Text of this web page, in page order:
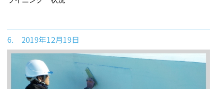
6. 2019年12月19日